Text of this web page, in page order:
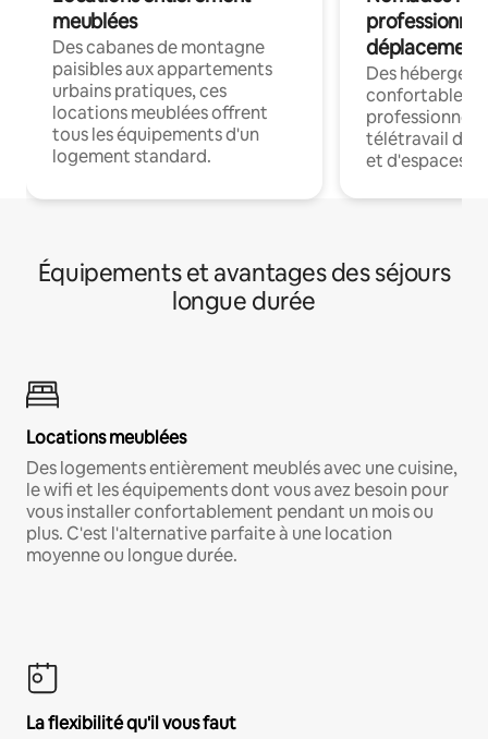
meublées
Des cabanes de montagne
paisibles aux appartements
urbains pratiques, ces
locations meublées offrent
tous les équipements d'un
logement standard.
déplacement
Des
confortables
professionnels
télétravail
et d'espaces
Équipements et avantages des séjours
longue durée
Locations meublées
Des logements entièrement meublés avec une cuisine,
le wifi et les équipements dont vous avez besoin pour
vous installer confortablement pendant un mois ou
plus. C'est l'alternative parfaite à une location
moyenne ou longue durée.
La flexibilité qu'il vous faut